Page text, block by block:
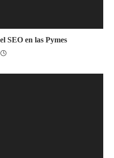
SEO en las Pymes